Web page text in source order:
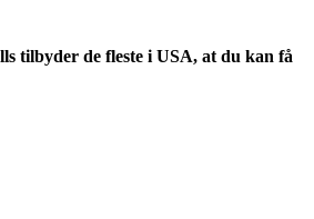
tilbyder de fleste i USA, at du kan få